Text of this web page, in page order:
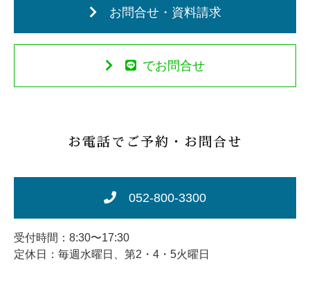
お問合せ・資料請求
でお問合せ
お電話でご予約・お問合せ
052-800-3300
受付時間：8:30〜17:30
定休日：毎週水曜日、第2・4・5火曜日